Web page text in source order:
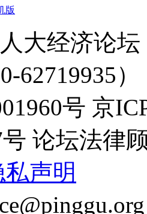
版
大经济论
62719935）
号 京
号 论坛法律
声明